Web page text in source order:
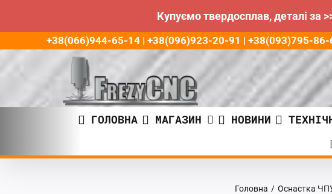
Купуємо твердосплав, деталі за
Пропустити
контенту
+38(066)944-65-14 | +38(096)923-20-91 | +38(093)795-86-
ГОЛОВНА МАГАЗИН НОВИНИ
Головна / Оснастка